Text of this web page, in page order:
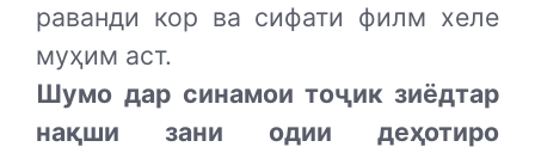
раванди кор ва сифати филм хеле
муҳим аст.
Шумо дар синамои тоҷик зиёдтар
нақши зани одии деҳотиро